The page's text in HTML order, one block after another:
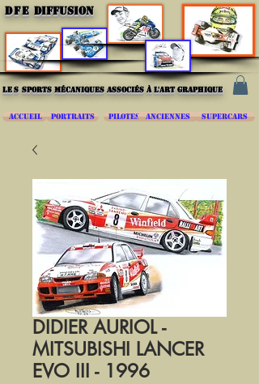
DFE DIFFUSION
les sports mécaniques associés à l'art graphique
ACCUEIL PORTRAITS PILOTES ANCIENNES SUPERCARS
DIDIER AURIOL -
MITSUBISHI LANCER
EVO III - 1996